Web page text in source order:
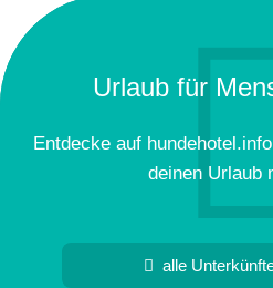
Urlaub für
Entdecke auf
deinen Urlaub
alle